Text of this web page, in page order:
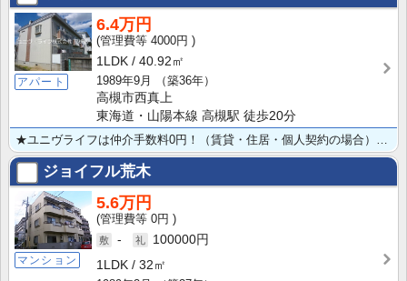
アパート
6.4万円
4000円
1LDK
40.92㎡
1989年9月
（築36年）
高槻市西真上
東海道・山陽本線 高槻駅 徒歩20分
ジョイフル荒木
マンション
5.6万円
0円
-
100000円
1LDK
32㎡